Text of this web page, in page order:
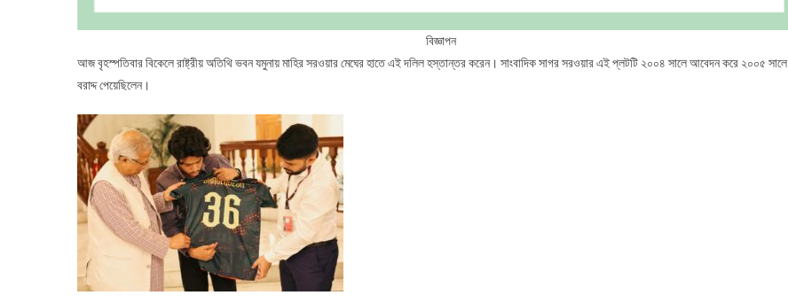
বিজ্ঞাপন
আজ বৃহস্পতিবার বিকেলে রাষ্ট্রীয় অতিথি ভবন যমুনায় মাহির সরওয়ার মেঘের হাতে এই দলিল হস্তান্তর করেন। সাংবাদিক সাগর সরওয়ার এই প্লটটি ২০০৪ সালে আবেদন করে ২০০৫ সালে
বরাদ্দ পেয়েছিলেন।